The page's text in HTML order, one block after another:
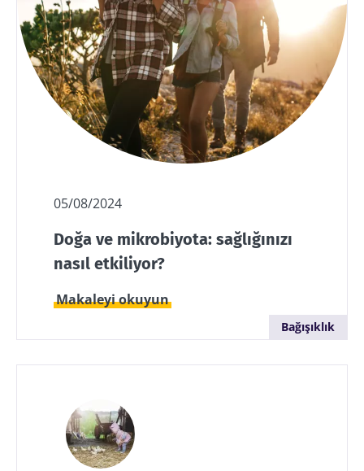
05/08/2024
Doğa ve mikrobiyota: sağlığınızı
nasıl etkiliyor?
Makaleyi okuyun
Bağışıklık